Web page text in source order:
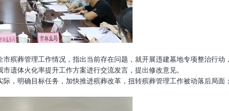
殡葬管理工作情况，指出当前存在问题，就开展违建墓地专项整治行动
遗体火化率提升工作方案进行交流发言，提出修改意见。
，明确目标任务，加快推进殡葬改革，扭转殡葬管理工作被动落后局